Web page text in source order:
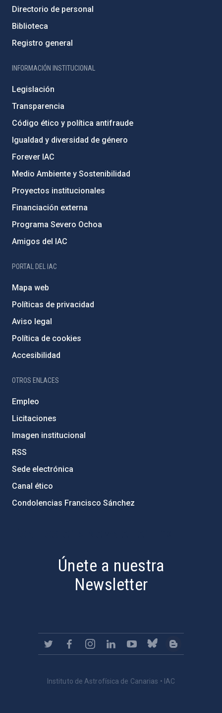
Directorio de personal
Biblioteca
Registro general
INFORMACIÓN INSTITUCIONAL
Legislación
Transparencia
Código ético y política antifraude
Igualdad y diversidad de género
Forever IAC
Medio Ambiente y Sostenibilidad
Proyectos institucionales
Financiación externa
Programa Severo Ochoa
Amigos del IAC
PORTAL DEL IAC
Mapa web
Políticas de privacidad
Aviso legal
Política de cookies
Accesibilidad
OTROS ENLACES
Empleo
Licitaciones
Imagen institucional
RSS
Sede electrónica
Canal ético
Condolencias Francisco Sánchez
Únete a nuestra
Newsletter
Instituto de Astrofísica de Canarias • IAC